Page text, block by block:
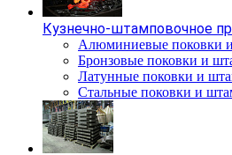
Кузнечно-штамповочное
Алюминиевые поковки
Бронзовые поковки и
Латунные поковки и
Стальные поковки и